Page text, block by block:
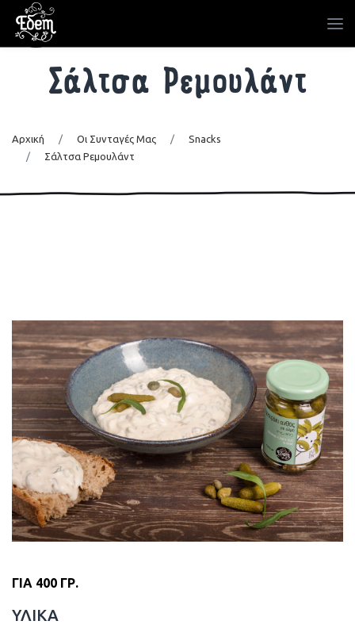
Σάλτσα Ρεμουλάντ
Αρχική / Οι Συνταγές Μας /
Snacks
/
Σάλτσα Ρεμουλάντ
ΓΙΑ 400 ΓΡ.
ΥΛΙΚΑ